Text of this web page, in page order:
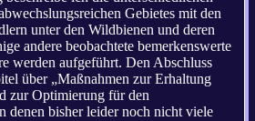
Gebietes mit den
unter den Wildbienen und deren
andere beobachtete bemerkenswerte
werden aufgeführt. Den Abschluss
über „Maßnahmen zur Erhaltung
zur Optimierung für den
denen bisher leider noch nicht viele